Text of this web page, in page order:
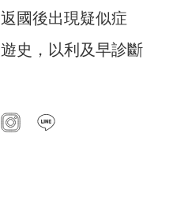
國後出現疑似症
史，以利及早診斷
instagram